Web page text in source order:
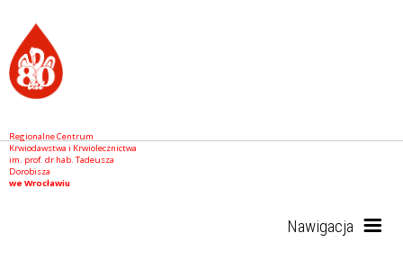
Regionalne Centrum
Krwiodawstwa i Krwiolecznictwa
im. prof. dr hab. Tadeusza
Dorobisza
we Wrocławiu
Nawigacja